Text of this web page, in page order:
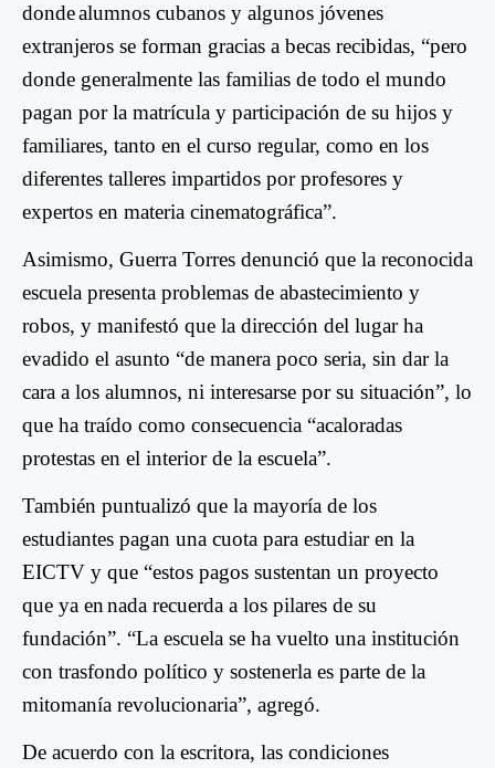
dondealumnos cubanos y algunos jóvenes
extranjeros se forman gracias a becas recibidas, “pero
donde generalmente las familias de todo el mundo
pagan por la matrícula y participación de su hijos y
familiares, tanto en el curso regular, como en los
diferentes talleres impartidos por profesores y
expertos en materia cinematográfica”.
Asimismo, Guerra Torres denunció que la reconocida
escuela presenta problemas de abastecimiento y
robos, y manifestó que la dirección del lugar ha
evadido el asunto “de manera poco seria, sin dar la
cara a los alumnos, ni interesarse por su situación”, lo
que ha traído como consecuencia “acaloradas
protestas en el interior de la escuela”.
También puntualizó que la mayoría de los
estudiantes pagan una cuota para estudiar en la
EICTV y que “estos pagos sustentan un proyecto
que ya ennada recuerda a los pilares de su
fundación”. “La escuela se ha vuelto una institución
con trasfondo político y sostenerla es parte de la
mitomanía revolucionaria”, agregó.
De acuerdo con la escritora, las condiciones